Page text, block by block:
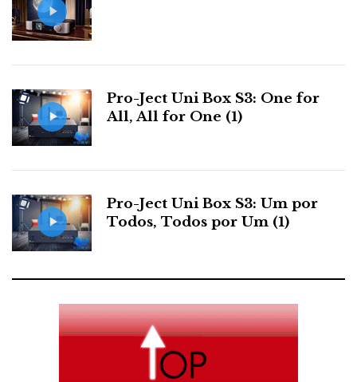
Pro-Ject Uni Box S3: One for
All, All for One (1)
Pro-Ject Uni Box S3: Um por
Todos, Todos por Um (1)